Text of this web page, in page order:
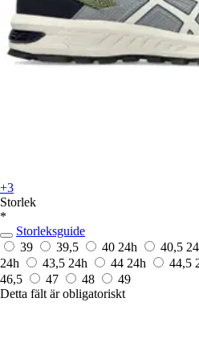
+3
Storlek
*
Storleksguide
39
39,5 40 24h 40,5
24h
43,5 24h 44 24h 44,5
46,5
47 48
49
Detta fält är obligatoriskt